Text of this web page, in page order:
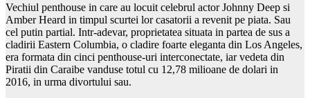
Vechiul penthouse in care au locuit celebrul actor Johnny Deep si
Amber Heard in timpul scurtei lor casatorii a revenit pe piata. Sau
cel putin partial. Intr-adevar, proprietatea situata in partea de sus a
cladirii Eastern Columbia, o cladire foarte eleganta din Los Angeles,
era formata din cinci penthouse-uri interconectate, iar vedeta din
Piratii din Caraibe vanduse totul cu 12,78 milioane de dolari in
2016, in urma divortului sau.